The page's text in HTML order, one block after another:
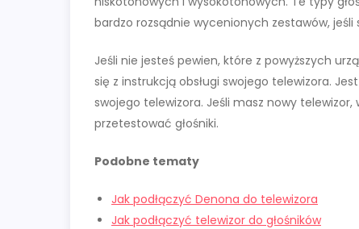
bardzo rozsądnie wycenionych zestawów, jeśli
Jeśli nie jesteś pewien, które z powyższych
się z instrukcją obsługi swojego telewizora.
swojego telewizora. Jeśli masz nowy
przetestować głośniki.
Podobne tematy
Jak podłączyć Denona do telewizora
Jak podłączyć telewizor do głośników